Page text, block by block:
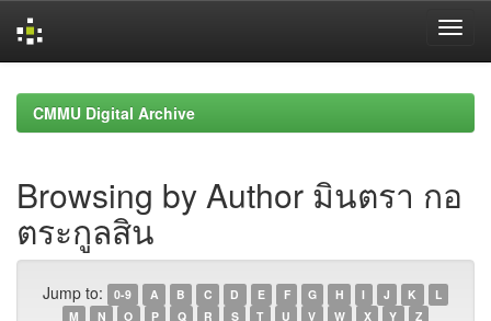
navigationCMMU Digital Archive
Browsing by Author มินตรา กอ
ตระกูลสิน
Jump to: 0-9 A B C D E F G H I J K
L
M
N O P Q R S T U V W X Y Z